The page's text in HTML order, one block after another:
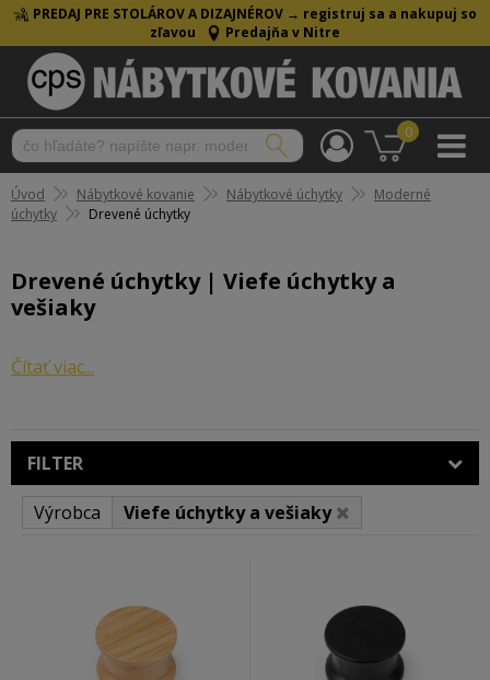
PREDAJ PRE STOLÁROV A DIZAJNÉROV → registruj sa a nakupuj so
zľavou
Predajňa v Nitre
0
Úvod Nábytkové kovanie Nábytkové úchytky
Moderné
úchytky
Drevené úchytky
Drevené úchytky | Viefe úchytky a
vešiaky
Drevené úchytky
príjemnosť z nich robia ideálnu voľbu pre tých, ktorí
hľadajú niečo viac než len funkčný doplnok.
Prečo si vybrať drevené úchytky na
Prírodný vzhľad:
Drevo je prírodný materiál, ktorý
dodá vášmu nábytku teplý a rustikálny vzhľad.
Všestrannosť:Úchytky sa hodia k rôznym štýlom
Čítať viac...
FILTER
Výrobca Viefe úchytky a vešiaky